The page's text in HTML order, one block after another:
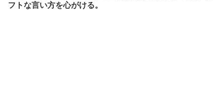
フトな言い方を心がける。